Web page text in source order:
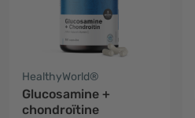
HealthyWorld®
Glucosamine +
chondroïtine